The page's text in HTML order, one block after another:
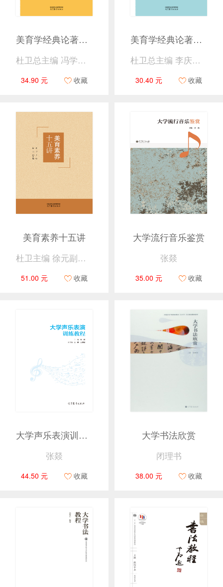
美育学经典论著选读（中国卷)
杜卫总主编 冯学勤主编
34.90 元 收藏
美育学经典论著选读（外国卷)
杜卫总主编 李庆本主编
30.40 元 收藏
美育素养十五讲
杜卫主编 徐元副主编
51.00 元 收藏
大学流行音乐鉴赏
张燚
35.00 元 收藏
大学声乐表演训练教程
张燚
44.50 元 收藏
大学书法欣赏
闭理书
38.00 元 收藏